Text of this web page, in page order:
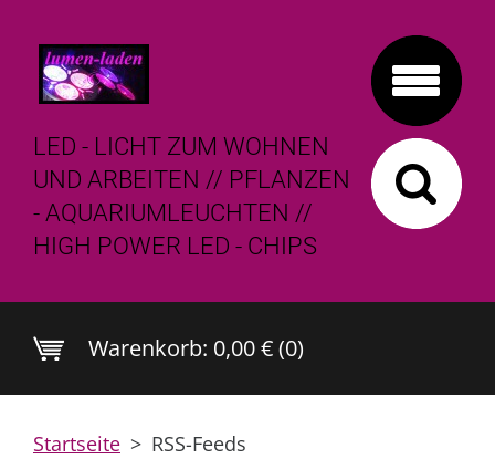
LED - LICHT ZUM WOHNEN
UND ARBEITEN // PFLANZEN
- AQUARIUMLEUCHTEN //
HIGH POWER LED - CHIPS
Warenkorb: 0,00 € (0)
Startseite > RSS-Feeds